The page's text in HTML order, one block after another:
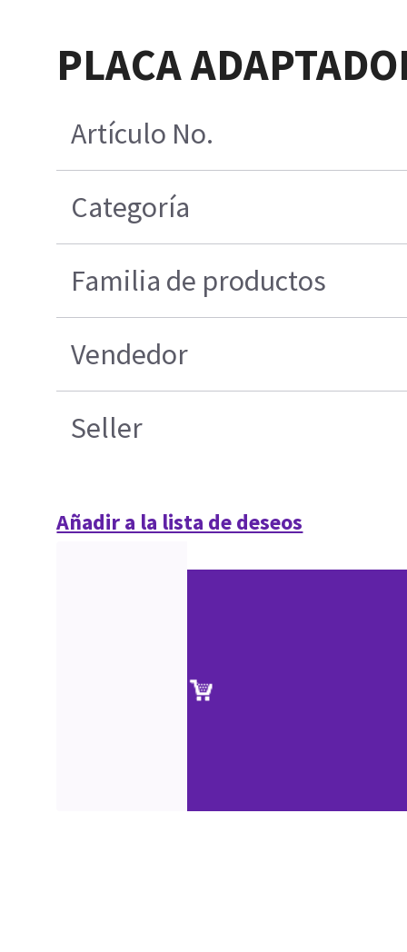
PLACA
Artículo No.
Categoría
Familia de productos
Vendedor
Seller
Añadir a la lista de deseos